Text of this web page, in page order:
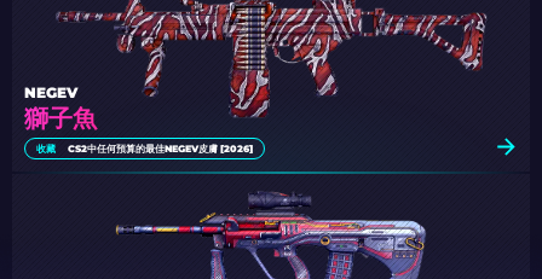
獅子魚
NEGEV
收藏 CS2中任何預算的最佳NEGEV皮膚 [2026]